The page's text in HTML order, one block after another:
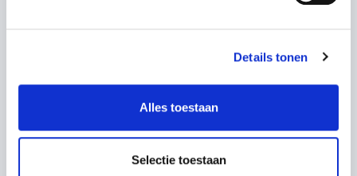
Details tonen
Alles toestaan
Selectie toestaan